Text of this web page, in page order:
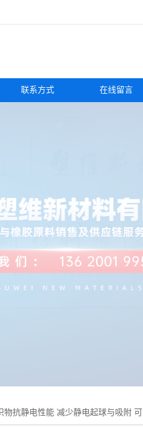
联系方式 在线留言
物抗静电性能 减少静电起球与吸附